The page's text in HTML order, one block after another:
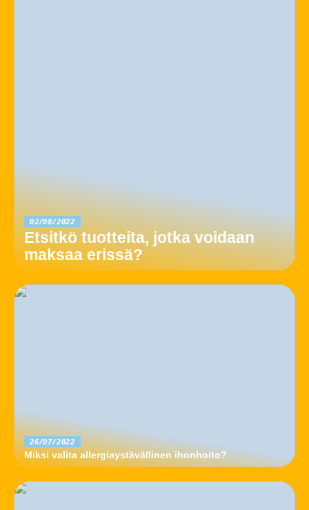
02/08/2022
Etsitkö tuotteita, jotka voidaan
maksaa erissä?
26/07/2022
Miksi valita allergiaystävällinen ihonhoito?